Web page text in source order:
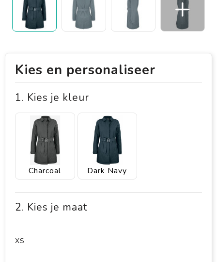
Kies en personaliseer
1. Kies je kleur
Charcoal Dark Navy
2. Kies je maat
XS